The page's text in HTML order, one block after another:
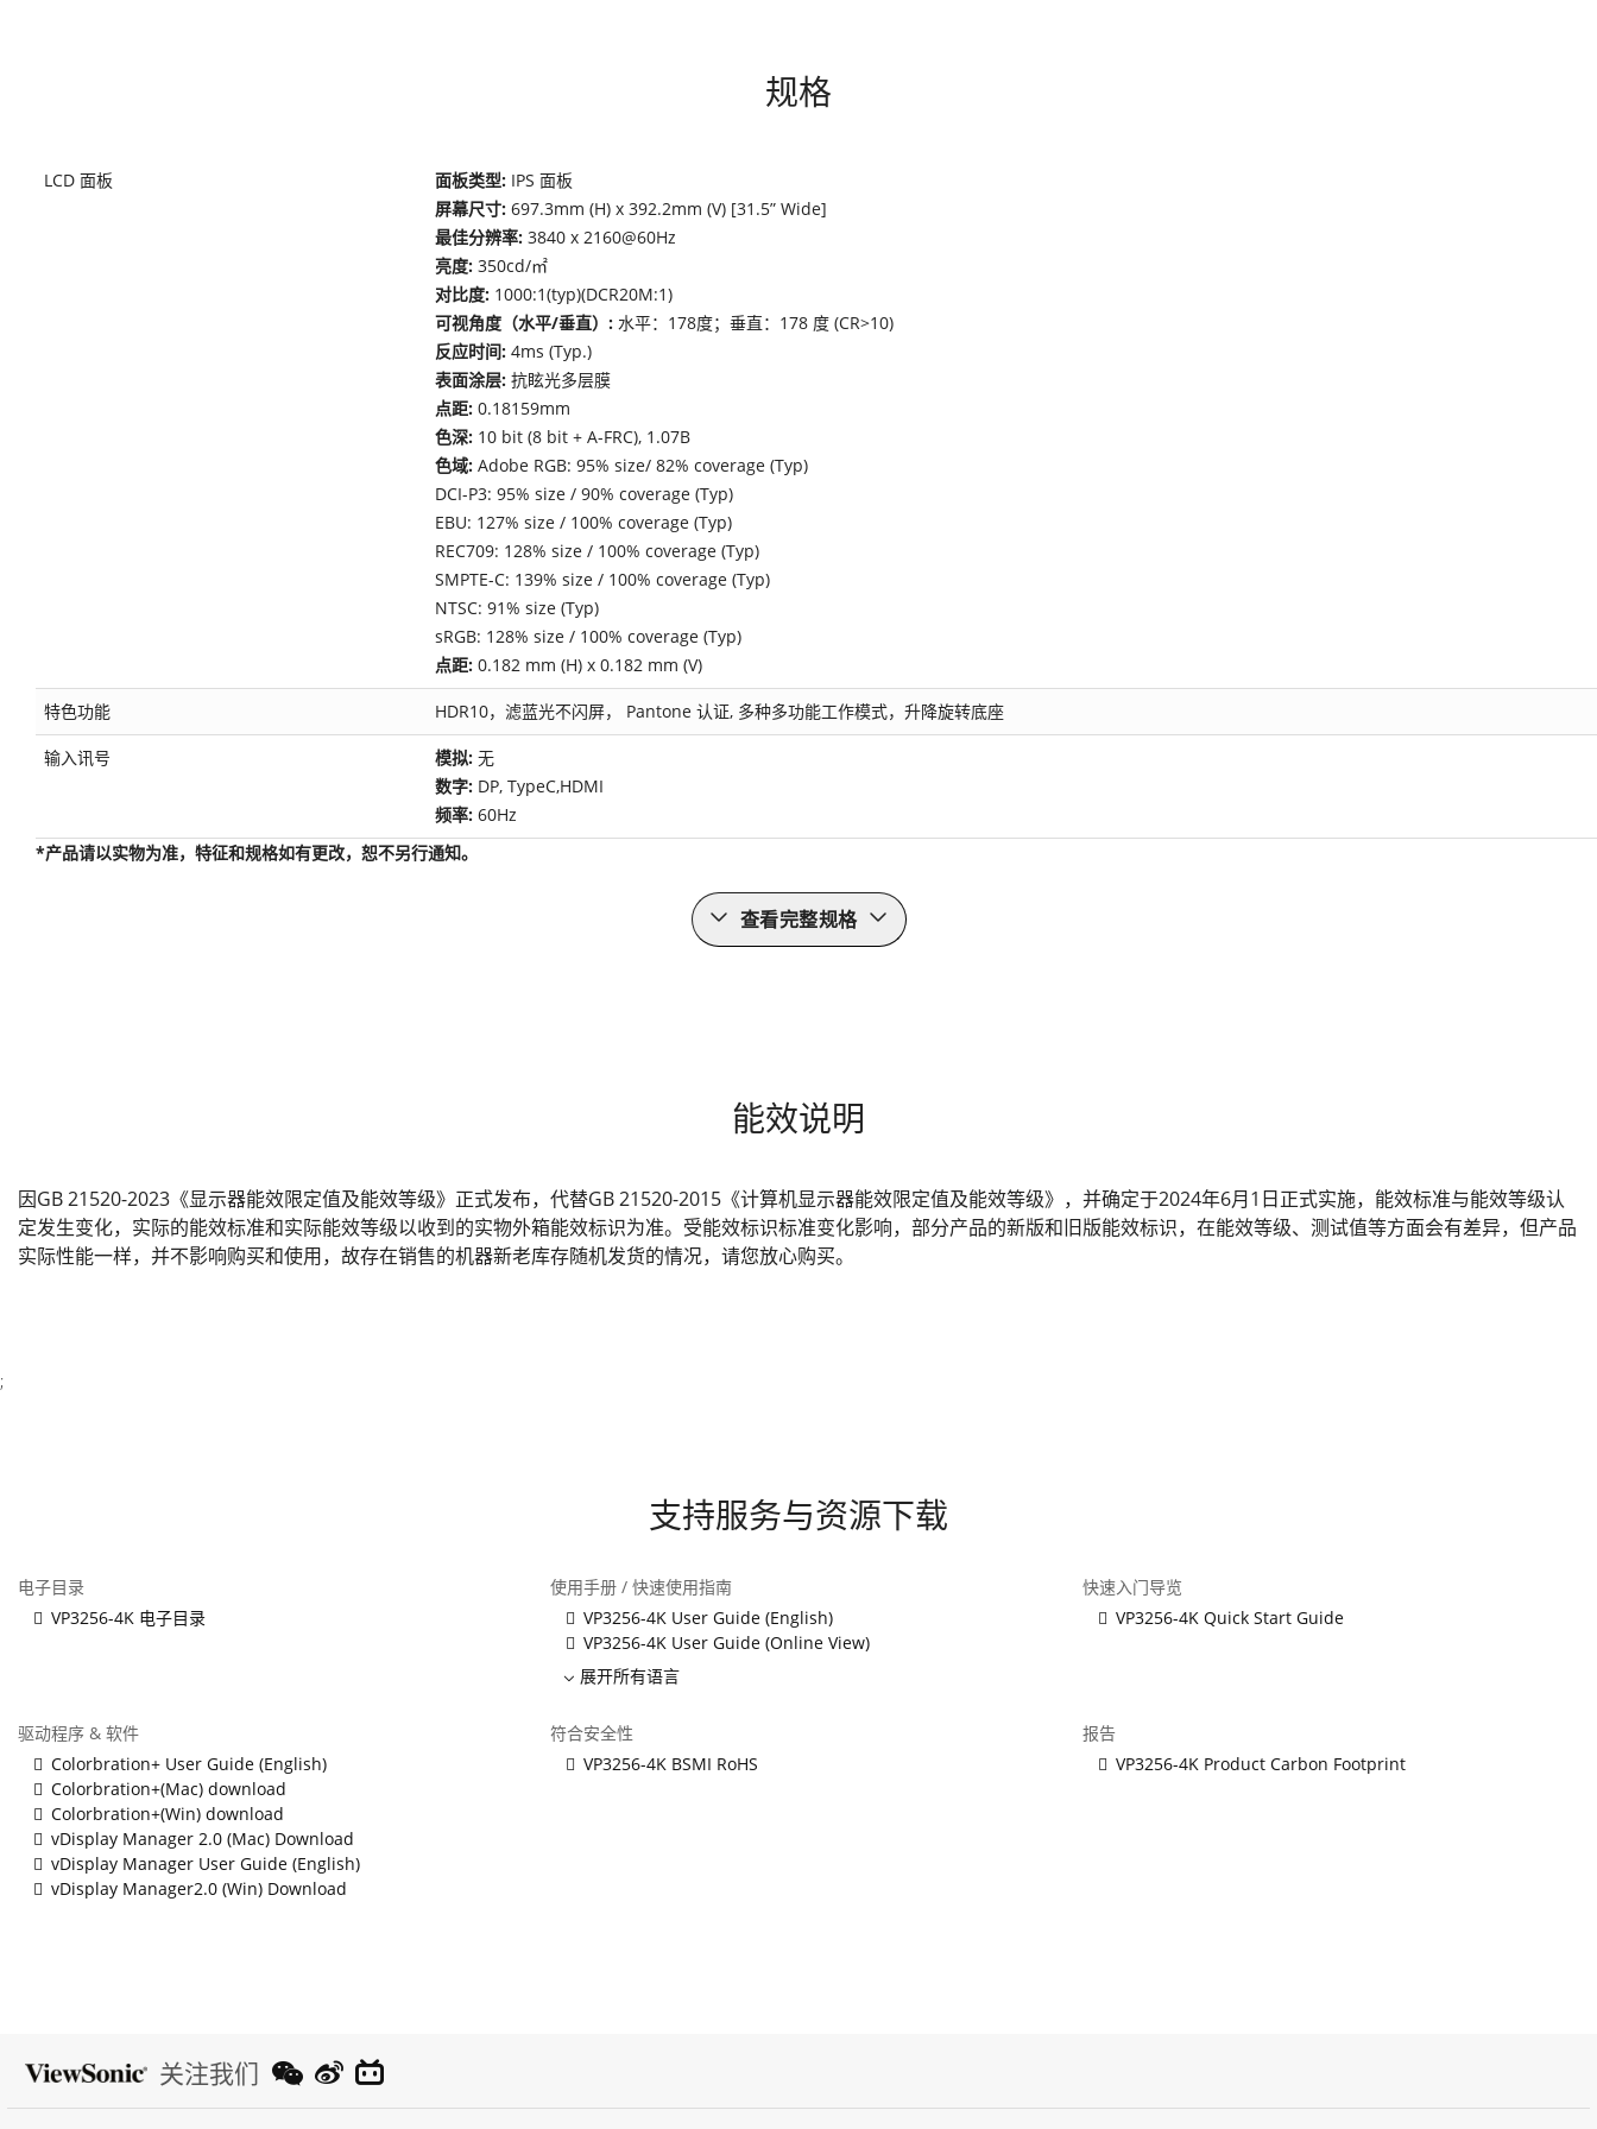
规格
LCD 面板 面板类型: IPS 面板
屏幕尺寸: 697.3mm (H) x 392.2mm (V) [31.5” Wide]
最佳分辨率: 3840 x 2160@60Hz
亮度: 350cd/㎡
对比度: 1000:1(typ)(DCR20M:1)
可视角度（水平/垂直）: 水平：178度；垂直：178 度 (CR>10)
反应时间: 4ms (Typ.)
表面涂层: 抗眩光多层膜
点距: 0.18159mm
色深: 10 bit (8 bit + A-FRC), 1.07B
色域: Adobe RGB: 95% size/ 82% coverage (Typ)
DCI-P3: 95% size / 90% coverage (Typ)
EBU: 127% size / 100% coverage (Typ)
REC709: 128% size / 100% coverage (Typ)
SMPTE-C: 139% size / 100% coverage (Typ)
NTSC: 91% size (Typ)
sRGB: 128% size / 100% coverage (Typ)
点距: 0.182 mm (H) x 0.182 mm (V)
特色功能 HDR10，滤蓝光不闪屏， Pantone 认证, 多种多功能工作模式，升降旋转底座
输入讯号 模拟: 无
数字: DP, TypeC,HDMI
频率: 60Hz
*产品请以实物为准，特征和规格如有更改，恕不另行通知。
查看完整规格
能效说明
因GB 21520-2023《显示器能效限定值及能效等级》正式发布，代替GB 21520-2015《计算机显示器能效限定值及能效等级》，并确定于2024年6月1日正式实施，能效标准与能效等级认
定发生变化，实际的能效标准和实际能效等级以收到的实物外箱能效标识为准。受能效标识标准变化影响，部分产品的新版和旧版能效标识，在能效等级、测试值等方面会有差异，但产品
实际性能一样，并不影响购买和使用，故存在销售的机器新老库存随机发货的情况，请您放心购买。
;
支持服务与资源下载
电子目录
VP3256-4K 电子目录
使用手册 / 快速使用指南
VP3256-4K User Guide (English)
VP3256-4K User Guide (Online View)
展开所有语言
快速入门导览
VP3256-4K Quick Start Guide
驱动程序 & 软件
Colorbration+ User Guide (English)
Colorbration+(Mac) download
Colorbration+(Win) download
vDisplay Manager 2.0 (Mac) Download
vDisplay Manager User Guide (English)
vDisplay Manager2.0 (Win) Download
符合安全性
VP3256-4K BSMI RoHS
报告
VP3256-4K Product Carbon Footprint
关注我们